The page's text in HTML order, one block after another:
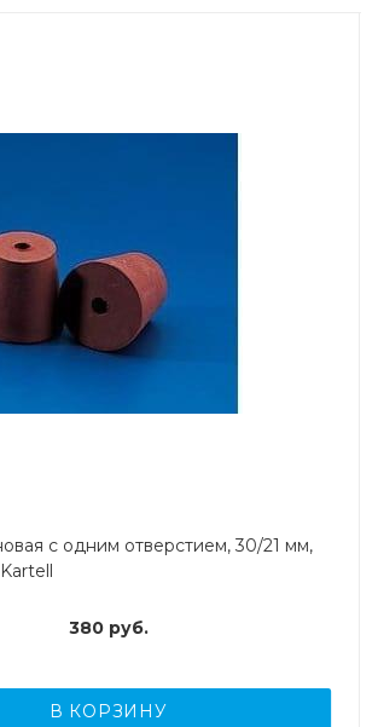
с одним отверстием, 30/21 мм,
380руб.
В КОРЗИНУ